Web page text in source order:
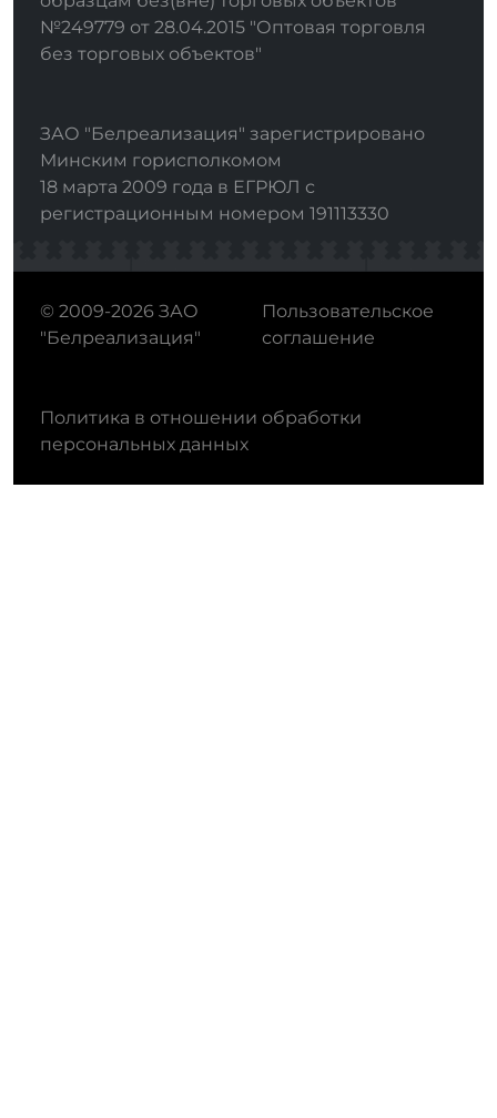
№249779 от 28.04.2015 "Оптовая торговля
без торговых объектов"
ЗАО "Белреализация" зарегистрировано
Минским горисполкомом
18 марта 2009 года в ЕГРЮЛ с
регистрационным номером 191113330
© 2009-2026 ЗАО
"Белреализация"
Пользовательское
соглашение
Политика в отношении обработки
персональных данных